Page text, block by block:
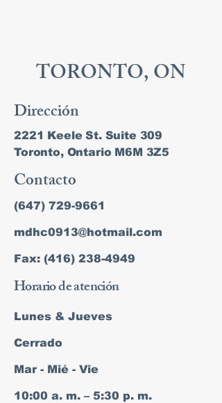
TORONTO, ON
Dirección
2221 Keele St. Suite 309
Toronto, Ontario M6M 3Z5
Contacto
(647) 729-9661
mdhc0913@hotmail.com
Fax: (416) 238-4949
Horario de atención
Lunes & Jueves
Cerrado
Mar - Mié - Vie
10:00 a. m. – 5:30 p. m.